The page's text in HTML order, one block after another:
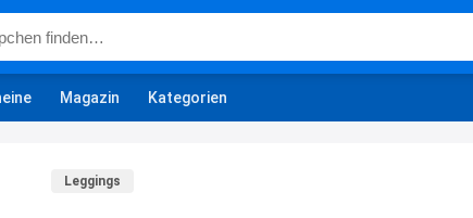
Magazin Kategorien
Leggings